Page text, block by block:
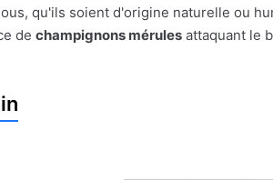
qu'ils soient d'origine naturelle ou
de champignons mérules attaquant le